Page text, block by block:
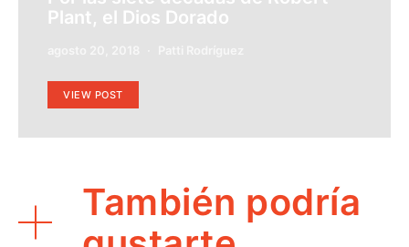
Plant, el Dios Dorado
VIEW POST
También podría